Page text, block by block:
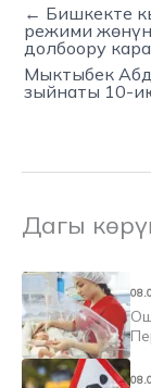
← Бишкекте
режими
долбоору
Мыктыбек
зыйнаты 10-
Дагы